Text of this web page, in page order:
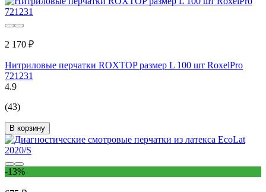
2 170 ₽
Нитриловые перчатки ROXTOP размер L 100 шт RoxelPro
721231
4.9
(43)
В корзину
-13%